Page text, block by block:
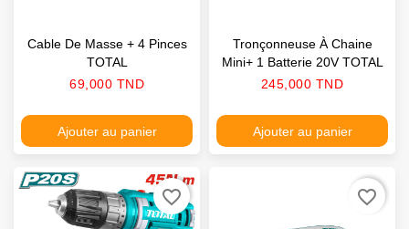
Cable De Masse + 4 Pinces
TOTAL
Prix
69,000 TND
Ajouter au panier
Tronçonneuse À Chaine
Mini+ 1 Batterie 20V TOTAL
Prix
245,000 TND
Ajouter au panier
favorite_border favorite_border